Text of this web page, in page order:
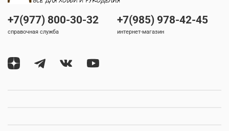
+7(977) 800-30-32
справочная служба
+7(985) 978-42-45
интернет-магазин